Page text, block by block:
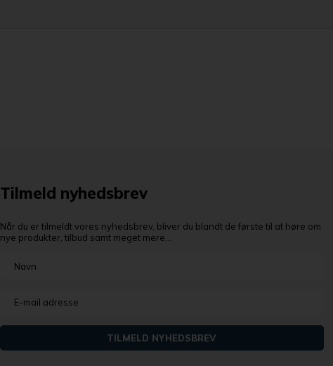
Tilmeld nyhedsbrev
Når du er tilmeldt vores nyhedsbrev, bliver du blandt de første til at høre om
nye produkter, tilbud samt meget mere...